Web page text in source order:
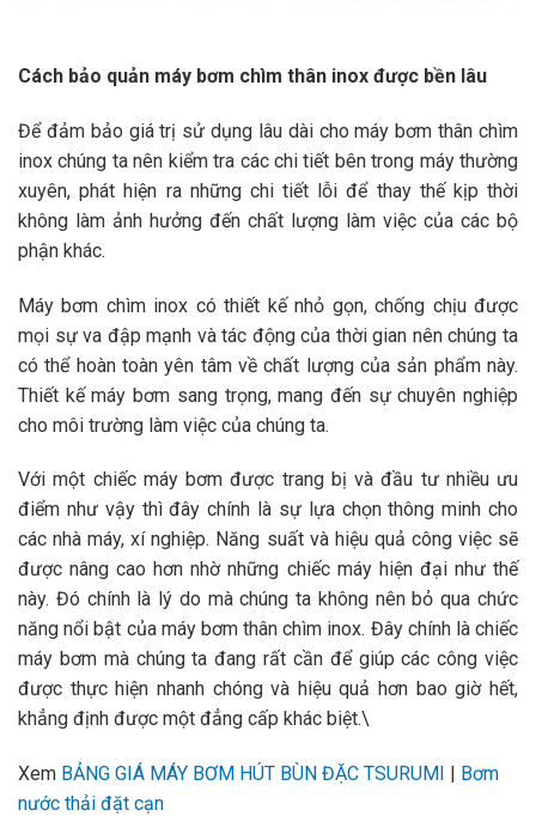
Cách bảo quản máy bơm chìm thân inox được bền lâu
Để đảm bảo giá trị sử dụng lâu dài cho máy bơm thân chìm
inox chúng ta nên kiểm tra các chi tiết bên trong máy thường
xuyên, phát hiện ra những chi tiết lỗi để thay thế kịp thời
không làm ảnh hưởng đến chất lượng làm việc của các bộ
phận khác.
Máy bơm chìm inox có thiết kế nhỏ gọn, chống chịu được
mọi sự va đập mạnh và tác động của thời gian nên chúng ta
có thể hoàn toàn yên tâm về chất lượng của sản phẩm này.
Thiết kế máy bơm sang trọng, mang đến sự chuyên nghiệp
cho môi trường làm việc của chúng ta.
Với một chiếc máy bơm được trang bị và đầu tư nhiều ưu
điểm như vậy thì đây chính là sự lựa chọn thông minh cho
các nhà máy, xí nghiệp. Năng suất và hiệu quả công việc sẽ
được nâng cao hơn nhờ những chiếc máy hiện đại như thế
này. Đó chính là lý do mà chúng ta không nên bỏ qua chức
năng nổi bật của máy bơm thân chìm inox. Đây chính là chiếc
máy bơm mà chúng ta đang rất cần để giúp các công việc
được thực hiện nhanh chóng và hiệu quả hơn bao giờ hết,
khẳng định được một đẳng cấp khác biệt.\
Xem BẢNG GIÁ MÁY BƠM HÚT BÙN ĐẶC TSURUMI
Bơm
nước thải đặt cạn